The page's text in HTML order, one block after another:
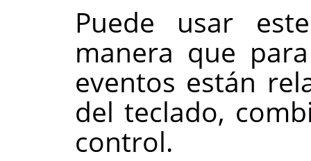
Puede usar
manera que
eventos están
del teclado,
control.